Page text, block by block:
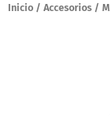
Inicio / Accesorios /